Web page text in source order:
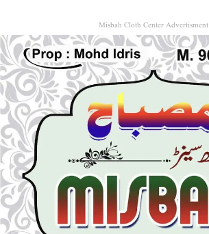
Misbah Cloth Center Advertisment